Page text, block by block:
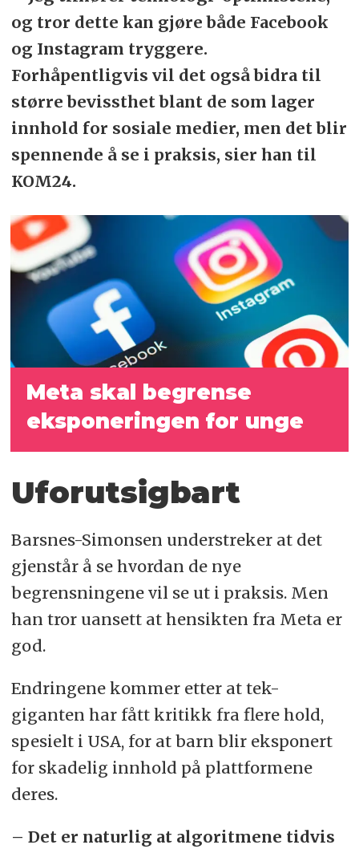
og tror dette kan gjøre både Facebook
og Instagram tryggere.
Forhåpentligvis vil det også bidra til
større bevissthet blant de som lager
innhold for sosiale medier, men det blir
spennende å se i praksis, sier han til
KOM24.
Meta skal begrense
eksponeringen for unge
Uforutsigbart
Barsnes-Simonsen understreker at det
gjenstår å se hvordan de nye
begrensningene vil se ut i praksis. Men
han tror uansett at hensikten fra Meta er
god.
Endringene kommer etter at tek-
giganten har fått kritikk fra flere hold,
spesielt i USA, for at barn blir eksponert
for skadelig innhold på plattformene
deres.
– Det er naturlig at algoritmene tidvis